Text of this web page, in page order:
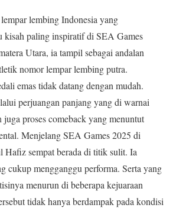
lembing Indonesia yang
kisah paling inspiratif di SEA Games
Utara, ia tampil sebagai andalan
nomor lempar lembing putra.
emas tidak datang dengan mudah.
perjuangan panjang yang di warnai
juga proses comeback yang menuntut
Menjelang SEA Games 2025 di
sempat berada di titik sulit. Ia
cukup mengganggu performa. Serta yang
menurun di beberapa kejuaraan
tidak hanya berdampak pada kondisi